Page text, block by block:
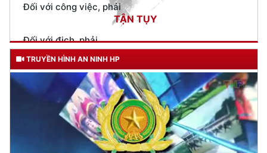
Đối với địch, phải
CƯƠNG QUYẾT, KHÔN KHÉO
Trích thư Chủ tịch Hồ Chí Minh
gửi Công an Khu XII,
ngày 11 tháng 3 năm 1948.
TRUYỀN HÌNH AN NINH HP